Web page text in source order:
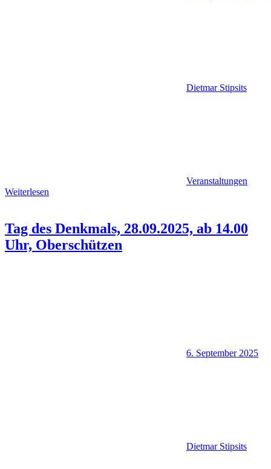
Dietmar Stipsits
Veranstaltungen
Weiterlesen
Tag des Denkmals, 28.09.2025, ab 14.00
Uhr, Oberschützen
6. September 2025
Dietmar Stipsits